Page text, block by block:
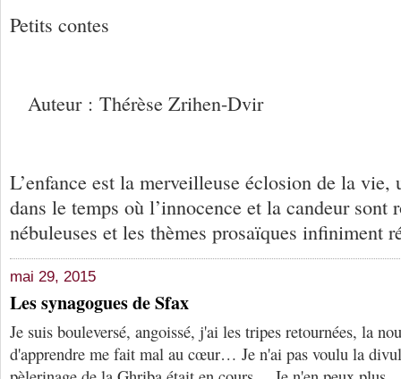
Petits contes
Auteur : Thérèse Zrihen-Dvir
L’enfance est la merveilleuse éclosion de la vie,
dans le temps où l’innocence et la candeur sont
nébuleuses et les thèmes prosaïques infiniment
mai 29, 2015
Les synagogues de Sfax
Je suis bouleversé, angoissé, j'ai les tripes retournées, la
d'apprendre me fait mal au cœur… Je n'ai pas voulu la